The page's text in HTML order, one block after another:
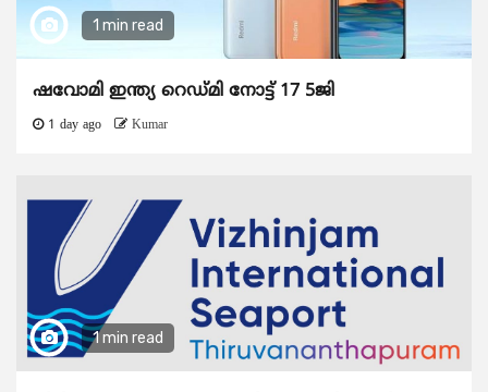
1 min read
ഷവോമി ഇന്ത്യ റെഡ്മി നോട്ട് 17 5ജി
1 day ago Kumar
1 min read